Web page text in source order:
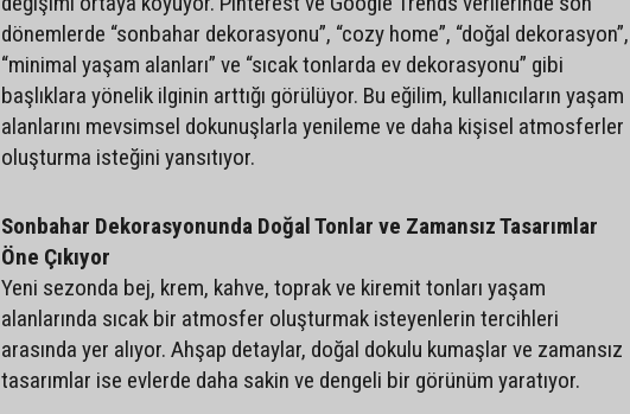
dönemlerde “sonbahar dekorasyonu”, “cozy home”, “doğal dekorasyon”,
“minimal yaşam alanları” ve “sıcak tonlarda ev dekorasyonu” gibi
başlıklara yönelik ilginin arttığı görülüyor. Bu eğilim, kullanıcıların yaşam
alanlarını mevsimsel dokunuşlarla yenileme ve daha kişisel atmosferler
oluşturma isteğini yansıtıyor.
Sonbahar Dekorasyonunda Doğal Tonlar ve Zamansız Tasarımlar
Öne Çıkıyor
Yeni sezonda bej, krem, kahve, toprak ve kiremit tonları yaşam
alanlarında sıcak bir atmosfer oluşturmak isteyenlerin tercihleri
arasında yer alıyor. Ahşap detaylar, doğal dokulu kumaşlar ve zamansız
tasarımlar ise evlerde daha sakin ve dengeli bir görünüm yaratıyor.